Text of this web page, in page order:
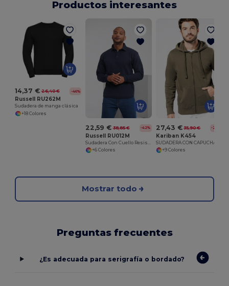
Productos interesantes
14,37 € 26,40 € -46%
Russell RU262M
Sudadera de manga clásica
+18 Colores
22,59 € 38,85 € -42%
Russell RU012M
+6 Colores
27,43 € 35,90 € -24%
Kariban K454
+9 Colores
Mostrar todo
Preguntas frecuentes
¿Es adecuada para serigrafía o bordado?